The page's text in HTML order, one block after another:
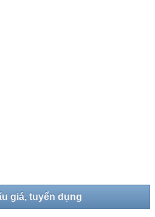
giá, tuyển dụng